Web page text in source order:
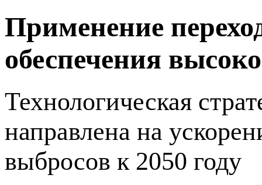
Применение
обеспечения
Технологическая
направлена на
выбросов к 2050 году